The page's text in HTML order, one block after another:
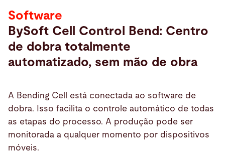
Software
BySoft Cell Control Bend: Centro
de dobra totalmente
automatizado, sem mão de obra
A Bending Cell está conectada ao software de
dobra. Isso facilita o controle automático de todas
as etapas do processo. A produção pode ser
monitorada a qualquer momento por dispositivos
móveis.